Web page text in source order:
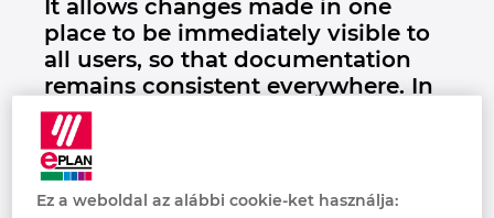
It allows changes made in one
place to be immediately visible to
all users, so that documentation
remains consistent everywhere. In
addition, the software's intelligence
in automating tasks allows
designers to focus on project tasks,
increasing overall efficiency."
Épülettechnológia
Felhasználói beszámolók
Konfiguráció
PDM / PLM Integráció
EPLAN Data Portal
EPLAN Education Oktatótermi verzió
EPLAN Education hallgatóknak
EPLAN Experience
Blog
Telephelyek
Kapcsolat
Trust Center
Brunei
Bulgaria
Canada
Chile
Ez a weboldal az alábbi cookie-ket használja: